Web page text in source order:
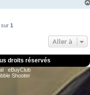
sur 1
Aller à
droits réservés
eBuyClub
Shooter